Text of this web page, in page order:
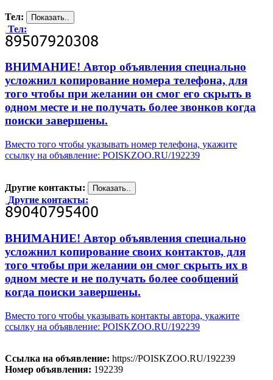
Тел:
Тел:
ВНИМАНИЕ! Автор объявления специально
усложнил копирование номера телефона, для
того чтобы при желании он смог его скрыть в
одном месте и не получать более звонков когда
поиски завершены.
Вместо того чтобы указывать номер телефона, укажите
ссылку на объявление: POISKZOO.RU/192239
Другие контакты:
Другие контакты:
ВНИМАНИЕ! Автор объявления специально
усложнил копирование своих контактов, для
того чтобы при желании он смог скрыть их в
одном месте и не получать более сообщений
когда поиски завершены.
Вместо того чтобы указывать контакты автора, укажите
ссылку на объявление: POISKZOO.RU/192239
Ссылка на объявление: https://POISKZOO.RU/192239
Номер объявления: 192239